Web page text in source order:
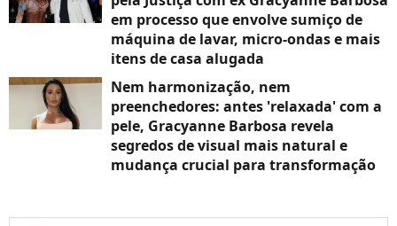
em processo que envolve sumiço de
máquina de lavar, micro-ondas e mais
itens de casa alugada
Nem harmonização, nem
preenchedores: antes 'relaxada' com a
pele, Gracyanne Barbosa revela
segredos de visual mais natural e
mudança crucial para transformação